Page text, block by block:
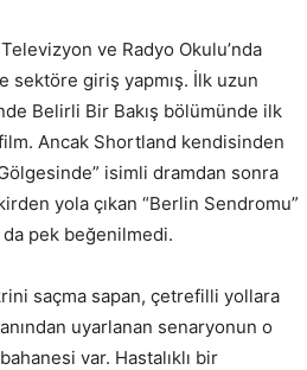
ve Radyo Okulu’nda
sektöre giriş yapmış. İlk uzun
Belirli Bir Bakış bölümünde ilk
Ancak Shortland kendisinden
isimli dramdan sonra
yola çıkan “Berlin Sendromu”
pek beğenilmedi.
saçma sapan, çetrefilli yollara
uyarlanan senaryonun o
var. Hastalıklı bir